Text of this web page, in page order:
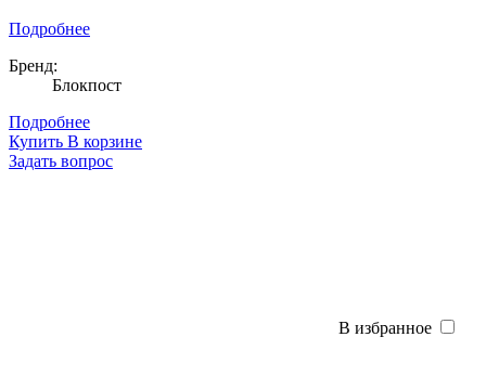
Подробнее
Бренд:
Блокпост
Подробнее
Купить В корзине
Задать вопрос
В избранное